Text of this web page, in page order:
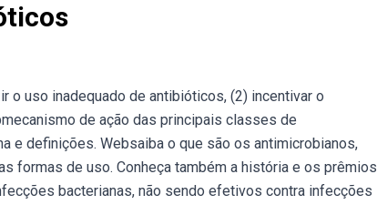
o uso inadequado de antibióticos, (2) incentivar o
de ação das principais classes de
e definições. Websaiba o que são os antimicrobianos,
formas de uso. Conheça também a história e os prêmios
bacterianas, não sendo efetivos contra infecções